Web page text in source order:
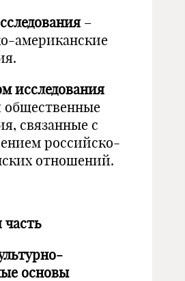
–
американские
исследования
общественные
связанные с
российско-
отношений.
основы